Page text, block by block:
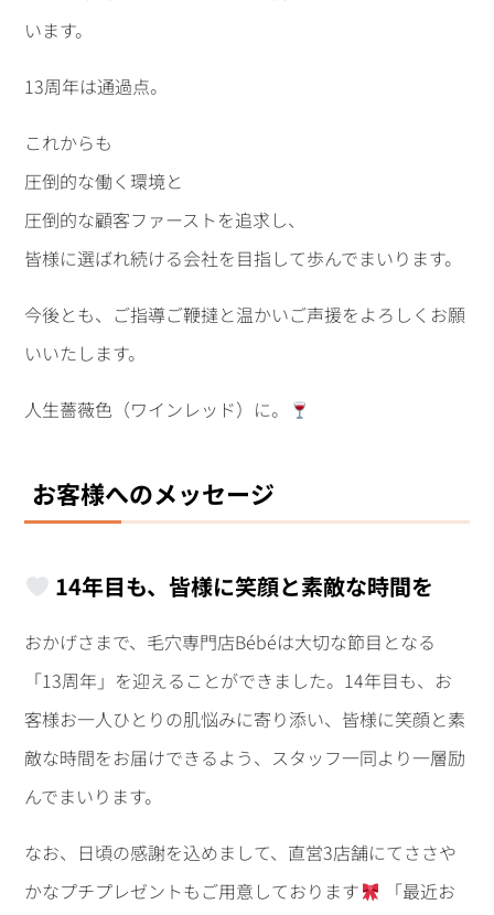
います。
13周年は通過点。
これからも
圧倒的な働く環境と
圧倒的な顧客ファーストを追求し、
皆様に選ばれ続ける会社を目指して歩んでまいります。
今後とも、ご指導ご鞭撻と温かいご声援をよろしくお願
いいたします。
人生薔薇色（ワインレッド）に。
お客様へのメッセージ
14年目も、皆様に笑顔と素敵な時間を
おかげさまで、毛穴専門店Bébéは大切な節目となる
「13周年」を迎えることができました。14年目も、お
客様お一人ひとりの肌悩みに寄り添い、皆様に笑顔と素
敵な時間をお届けできるよう、スタッフ一同より一層励
んでまいります。
なお、日頃の感謝を込めまして、直営3店舗にてささや
かなプチプレゼントもご用意しております
「最近お